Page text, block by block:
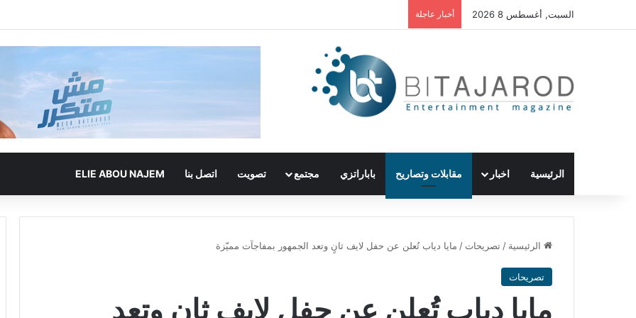
السبت, أغسطس 8 2026 أخبار عاجلة
الرئيسية اخبار مقابلات وتصاريح باباراتزي مجتمع تصويت اتصل بنا ELIE ABOU NAJEM
الرئيسية / تصريحات / مايا دياب تُعلن عن حفل لايف ثانٍ وتعد الجمهور بمفاجآت مميّزة
تصريحات
مايا دياب تُعلن عن حفل لايف ثانٍ وتعد